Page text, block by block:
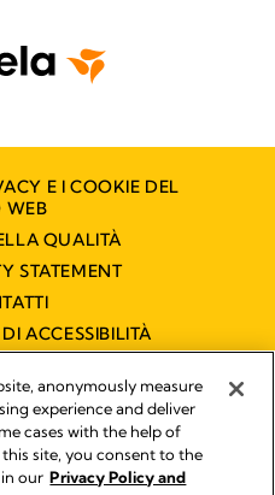
E I COOKIE DEL
WEB
QUALITÀ
STATEMENT
ACCESSIBILITÀ
da
P.IVA 03717020964 - Filiale
AG !
anonymously measure
experience and deliver
cases with the help of
site, you consent to the
our Privacy Policy and